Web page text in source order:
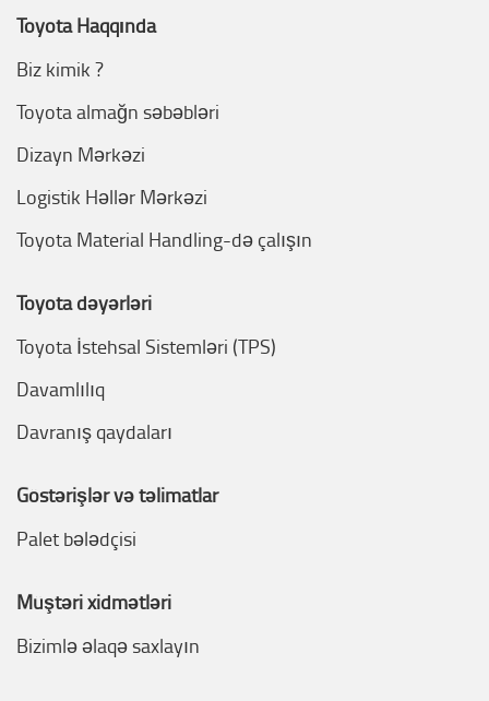
Toyota Haqqında
Biz kimik ?
Toyota almağn səbəbləri
Dizayn Mərkəzi
Logistik Həllər Mərkəzi
Toyota Material Handling-də çalışın
Toyota dəyərləri
Toyota İstehsal Sistemləri (TPS)
Davamlılıq
Davranış qaydaları
Göstərişlər və təlimatlar
Palet bələdçisi
Müştəri xidmətləri
Bizimlə əlaqə saxlayın